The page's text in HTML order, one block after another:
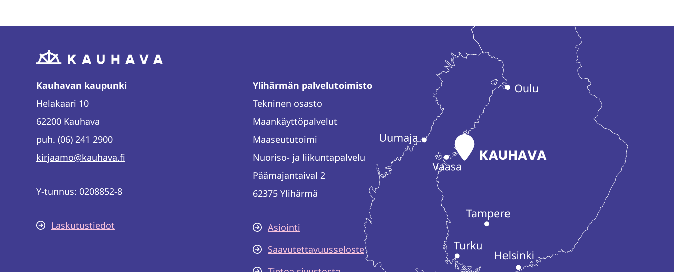
Kauhavan kaupunki
Helakaari 10
62200 Kauhava
puh. (06) 241 2900
kirjaamo@kauhava.fi
Y-tunnus: 0208852-8
Laskutustiedot
Ylihärmän palvelutoimisto
Tekninen osasto
Maankäyttöpalvelut
Maaseututoimi
Nuoriso- ja liikuntapalvelu
Päämajantaival 2
62375 Ylihärmä
Asiointi
Saavutettavuusseloste